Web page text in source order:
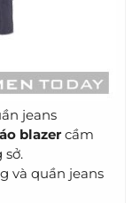
jeans
áo blazer cầm
sở.
và quần jeans